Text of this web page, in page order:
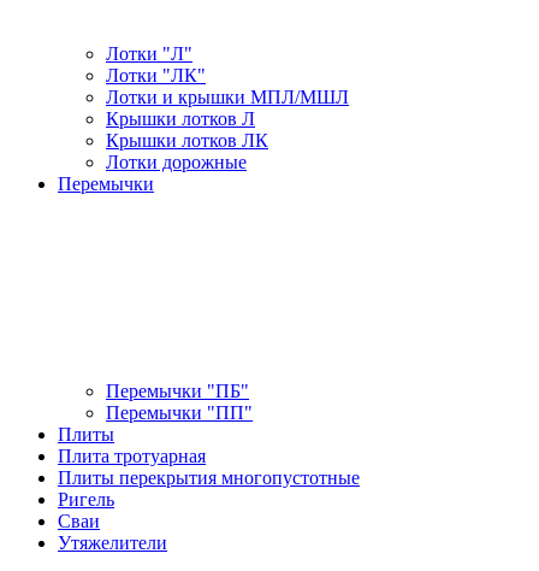
Лотки "Л"
Лотки "ЛК"
Лотки и крышки МПЛ/МШЛ
Крышки лотков Л
Крышки лотков ЛК
Лотки дорожные
Перемычки
Перемычки "ПБ"
Перемычки "ПП"
Плиты
Плита тротуарная
Плиты перекрытия многопустотные
Ригель
Сваи
Утяжелители